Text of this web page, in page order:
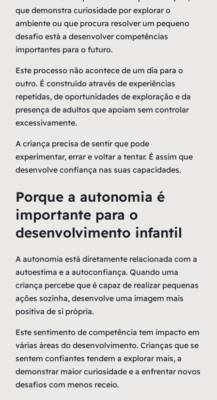
que demonstra curiosidade por explorar o
ambiente ou que procura resolver um pequeno
desafio está a desenvolver competências
importantes para o futuro.
Este processo não acontece de um dia para o
outro. É construído através de experiências
repetidas, de oportunidades de exploração e da
presença de adultos que apoiam sem controlar
excessivamente.
A criança precisa de sentir que pode
experimentar, errar e voltar a tentar. É assim que
desenvolve confiança nas suas capacidades.
Porque a autonomia é
importante para o
desenvolvimento infantil
A autonomia está diretamente relacionada com a
autoestima e a autoconfiança. Quando uma
criança percebe que é capaz de realizar pequenas
ações sozinha, desenvolve uma imagem mais
positiva de si própria.
Este sentimento de competência tem impacto em
várias áreas do desenvolvimento. Crianças que se
sentem confiantes tendem a explorar mais, a
demonstrar maior curiosidade e a enfrentar novos
desafios com menos receio.